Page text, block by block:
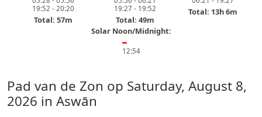
19:52 - 20:20
Total: 57m
19:27 - 19:52
Total: 49m
Total: 13h 6m
Solar Noon/Midnight:
━
12:54
Pad van de Zon op Saturday, August 8,
2026 in Aswān